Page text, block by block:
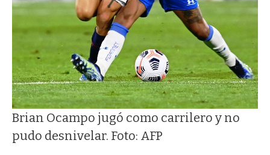
Brian Ocampo jugó como carrilero y no
pudo desnivelar. Foto: AFP